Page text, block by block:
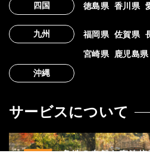
四国 徳島県 香川県
九州 福岡県 佐賀県
宮崎県
鹿児島県
沖縄
サービスについて